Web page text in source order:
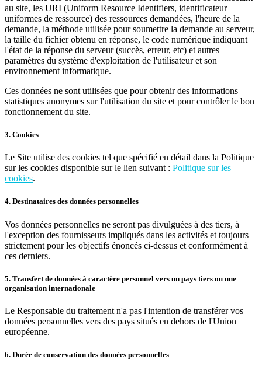
au site, les URI (Uniform Resource Identifiers, identificateur
uniformes de ressource) des ressources demandées, l'heure de la
demande, la méthode utilisée pour soumettre la demande au serveur,
la taille du fichier obtenu en réponse, le code numérique indiquant
l'état de la réponse du serveur (succès, erreur, etc) et autres
paramètres du système d'exploitation de l'utilisateur et son
environnement informatique.
Ces données ne sont utilisées que pour obtenir des informations
statistiques anonymes sur l'utilisation du site et pour contrôler le bon
fonctionnement du site.
3. Cookies
Le Site utilise des cookies tel que spécifié en détail dans la Politique
sur les cookies disponible sur le lien suivant : Politique sur les
cookies.
4. Destinataires des données personnelles
Vos données personnelles ne seront pas divulguées à des tiers, à
l'exception des fournisseurs impliqués dans les activités et toujours
strictement pour les objectifs énoncés ci-dessus et conformément à
ces derniers.
5. Transfert de données à caractère personnel vers un pays tiers ou une
organisation internationale
Le Responsable du traitement n'a pas l'intention de transférer vos
données personnelles vers des pays situés en dehors de l'Union
européenne.
6. Durée de conservation des données personnelles